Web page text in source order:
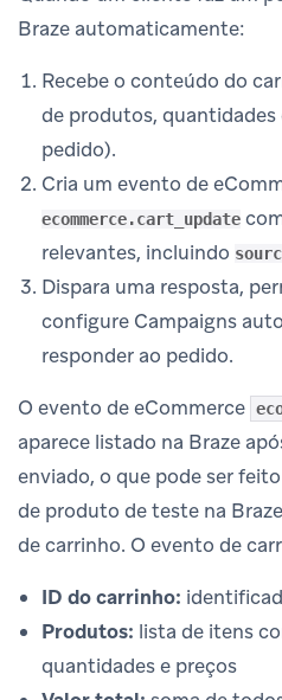
Braze automaticamente:
Recebe o conteúdo do
de produtos,
pedido).
Cria um evento de
ecommerce.cart_update
relevantes, incluindo
Dispara uma resposta,
configure Campaigns
responder ao pedido.
O evento de eCommerce
aparece listado na Braze
enviado, o que pode ser
de produto de teste na
de carrinho. O evento de
ID do carrinho:
Produtos: lista de itens
quantidades e preços